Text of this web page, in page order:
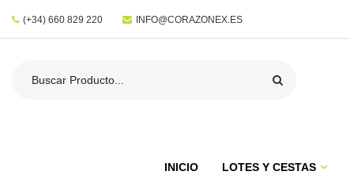
(+34) 660 829 220 INFO@CORAZONEX.ES
INICIO LOTES Y CESTAS